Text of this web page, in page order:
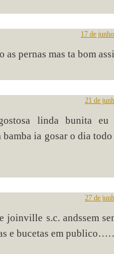
17 de
pernas mas ta bom
21 de
linda bunita eu
ia gosar o dia
27 de
joinville s.c. andssem
e bucetas em